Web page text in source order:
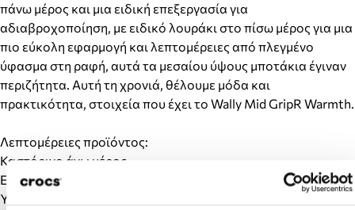
πάνω μέρος και μια ειδική επεξεργασία για
αδιαβροχοποίηση, με ειδικό λουράκι στο πίσω μέρος για μια
πιο εύκολη εφαρμογή και λεπτομέρειες από πλεγμένο
ύφασμα στη ραφή, αυτά τα μεσαίου ύψους μποτάκια έγιναν
περιζήτητα. Αυτή τη χρονιά, θέλουμε μόδα και
πρακτικότητα, στοιχεία που έχει το Wally Mid GripR Warmth.
Λεπτομέρειες προϊόντος:
Καστόρινο άνω μέρος.
Επεξεργασία άνω μέρους για αδιαβροχοποίηση.
Ύψος σόλας 11,5cm.